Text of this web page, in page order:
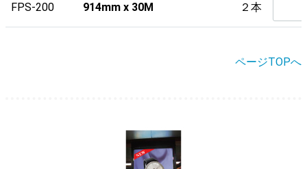
FPS-200 914mm x 30M ２本
ページTOPへ